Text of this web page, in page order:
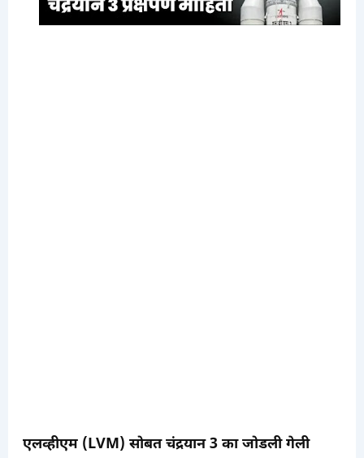
एलव्हीएम (LVM) सोबत चंद्रयान 3 का जोडली गेली